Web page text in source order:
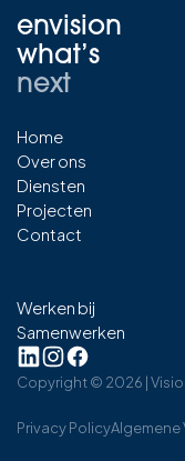
envision
what’s
next
Home
Over ons
Diensten
Projecten
Contact
Werken bij
Samenwerken
Copyright © 2026 |
Privacy PolicyAlgemene